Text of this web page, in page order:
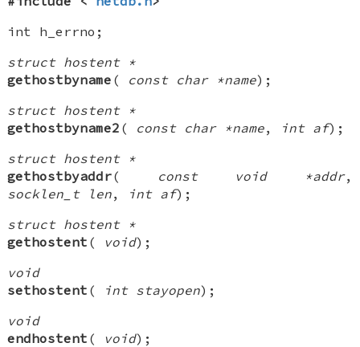
int h_errno ;
struct hostent *
gethostbyname ( const char *name);
struct hostent *
gethostbyname2 ( const char *name, int af);
struct hostent *
gethostbyaddr( const void *addr,
socklen_t len, int af);
struct hostent *
gethostent ( void);
void
sethostent ( int stayopen);
void
endhostent ( void);